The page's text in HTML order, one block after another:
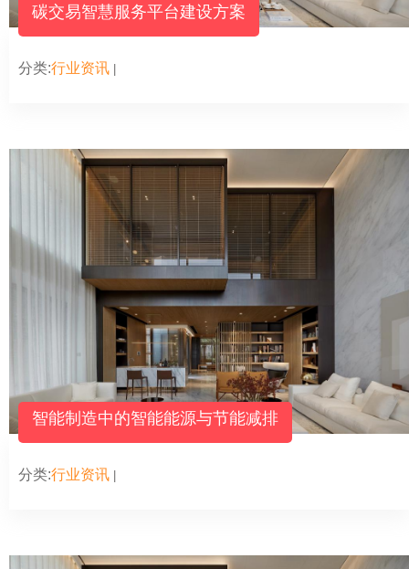
碳交易智慧服务平台建设方案
分类:行业资讯
智能制造中的智能能源与节能减排
分类:行业资讯 |